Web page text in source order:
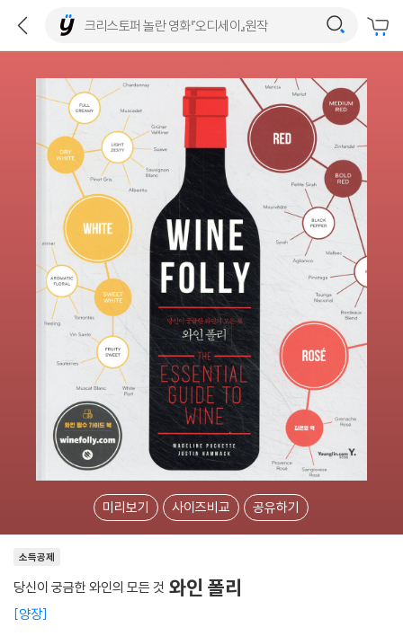
미리보기 사이즈비교 공유하기
소득공제
당신이 궁금한 와인의 모든 것 와인 폴리
양장